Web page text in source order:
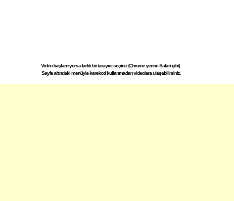
Video başlamıyorsa farklı bir tarayıcı seçiniz (Chrome yerine Safari gibi).
Sayfa altındaki menüyle karekod kullanmadan videolara ulaşabilirsiniz.